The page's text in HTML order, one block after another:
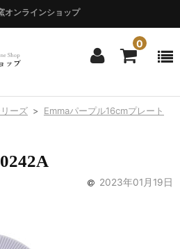
オンラインショップ
0
ーズ > Emmaパープル16cmプレート
0242A
2023年01月19日